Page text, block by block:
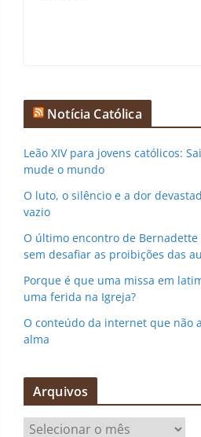
Notícia Católica
Leão XIV para jovens católicos:
mude o mundo
O luto, o silêncio e a dor
vazio
O último encontro de Bernadette
sem desafiar as proibições das
Porque é que uma missa em
uma ferida na Igreja?
O conteúdo da internet que não
alma
Arquivos